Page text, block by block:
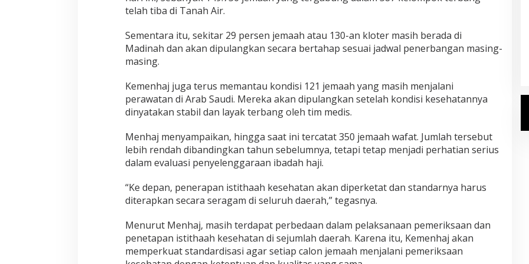
telah tiba di Tanah Air.
Sementara itu, sekitar 29 persen jemaah atau 130-an kloter masih berada di
Madinah dan akan dipulangkan secara bertahap sesuai jadwal penerbangan masing-
masing.
Kemenhaj juga terus memantau kondisi 121 jemaah yang masih menjalani
perawatan di Arab Saudi. Mereka akan dipulangkan setelah kondisi kesehatannya
dinyatakan stabil dan layak terbang oleh tim medis.
Menhaj menyampaikan, hingga saat ini tercatat 350 jemaah wafat. Jumlah tersebut
lebih rendah dibandingkan tahun sebelumnya, tetapi tetap menjadi perhatian serius
dalam evaluasi penyelenggaraan ibadah haji.
“Ke depan, penerapan istithaah kesehatan akan diperketat dan standarnya harus
diterapkan secara seragam di seluruh daerah,” tegasnya.
Menurut Menhaj, masih terdapat perbedaan dalam pelaksanaan pemeriksaan dan
penetapan istithaah kesehatan di sejumlah daerah. Karena itu, Kemenhaj akan
memperkuat standardisasi agar setiap calon jemaah menjalani pemeriksaan
Kemenhaj Umumkan Daftar
Jemaah Haji 2027